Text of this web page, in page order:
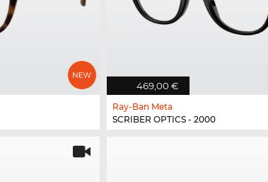
469,00 €
Ray-Ban Meta
SCRIBER OPTICS - 2000